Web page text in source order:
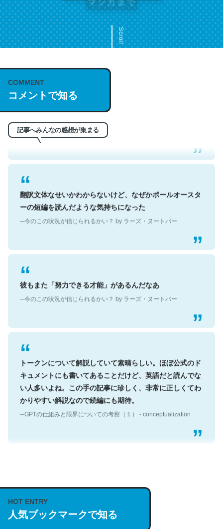
Scroll
COMMENT
コメントで知る
記事へみんなの感想が集まる
これは名文。彼はとてもクレバーなんだろうなと凄く思
う。英語少しでも読める人は原文もお勧め。自分はこの流
れ好き。Let’s Fucking Go. Then Covid hit. Shit.
─今のこの状況が信じられるかい？ by ラーズ・ヌートバー
翻訳文体なせいかわからないけど、なぜかポールオースタ
ーの短編を読んだような気持ちになった
彼もまた「努力できる才能」があるんだなあ
トークンについて解説していて素晴らしい。ほぼ公式のド
キュメントにも書いてあることだけど、英語だと読んでな
い人多いよね。この手の記事に珍しく、非常に正しくてわ
かりやすい解説なので続編にも期待。
説してる記事が少ないので貴重な良記事。/続編来た
https://isobe324649.hatenablog.com/entry/2023/03/27
/064121
─GPTの仕組みと限界についての考察（１） - conceptualization
HOT ENTRY
人気ブックマークで知る